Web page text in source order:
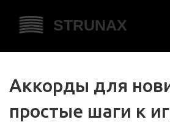
Аккорды для
простые шаги к